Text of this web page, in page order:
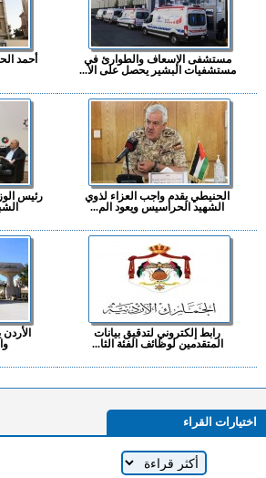
مستشفى الإسعاف والطوارئ في
مستشفيات البشير يحصل على الا...
أحمد
الحنيطي يقدم واجب العزاء لذوي
الشهيد الحراسيس ويعود الم...
رئيس
رابط إلكتروني لتدقيق بيانات
المتقدمين لوظائف الفئة الثا...
اختيارات القراء